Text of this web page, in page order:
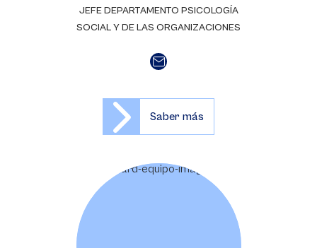
JEFE DEPARTAMENTO PSICOLOGÍA
SOCIAL Y DE LAS ORGANIZACIONES
Saber más